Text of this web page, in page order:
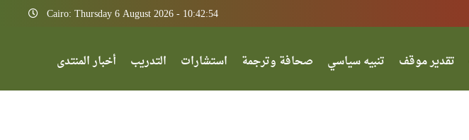
Cairo: Thursday 6 August 2026 - 10:42:54
تقدير موقف تنبيه سياسي صحافة وترجمة استشارات التدريب أخبار المنتدى